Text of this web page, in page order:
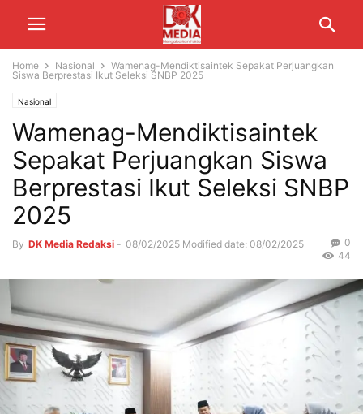
Home Nasional
Wamenag-Mendiktisaintek Sepakat Perjuangkan
Siswa Berprestasi Ikut Seleksi SNBP 2025
Nasional
Wamenag-Mendiktisaintek
Sepakat Perjuangkan Siswa
Berprestasi Ikut Seleksi SNBP
2025
By DK Media Redaksi - 08/02/2025 Modified date: 08/02/2025
0
44